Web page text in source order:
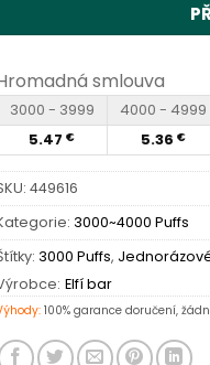
smlouva
3000 - 3999 4000 - 4999
5.47 € 5.36 €
449616
3000~4000 Puffs
3000 Puffs,
Elfí bar
100% garance doručení,